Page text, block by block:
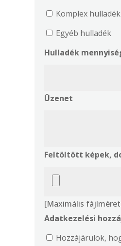
Komplex hulladék
Egyéb hulladék
Hulladék
Üzenet
Feltöltött képek,
[Maximális
Adatkezelési
Hozzájárulok,